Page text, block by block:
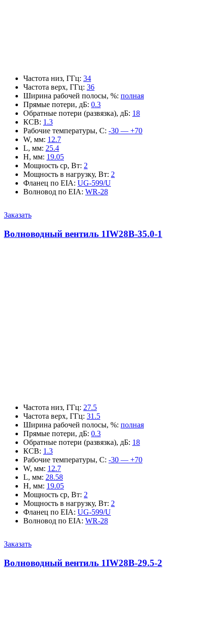
Частота низ, ГГц: 34
Частота верх, ГГц: 36
Ширина рабочей полосы, %: полная
Прямые потери, дБ: 0.3
Обратные потери (развязка), дБ: 18
КСВ: 1.3
Рабочие температуры, С: -30 — +70
W, мм: 12.7
L, мм: 25.4
H, мм: 19.05
Мощность ср, Вт: 2
Мощность в нагрузку, Вт: 2
Фланец по EIA: UG-599/U
Волновод по EIA: WR-28
Заказать
Волноводный вентиль 1IW28B-35.0-1
Частота низ, ГГц: 27.5
Частота верх, ГГц: 31.5
Ширина рабочей полосы, %: полная
Прямые потери, дБ: 0.3
Обратные потери (развязка), дБ: 18
КСВ: 1.3
Рабочие температуры, С: -30 — +70
W, мм: 12.7
L, мм: 28.58
H, мм: 19.05
Мощность ср, Вт: 2
Мощность в нагрузку, Вт: 2
Фланец по EIA: UG-599/U
Волновод по EIA: WR-28
Заказать
Волноводный вентиль 1IW28B-29.5-2